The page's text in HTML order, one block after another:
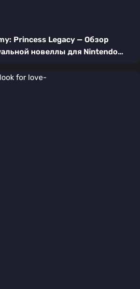
Princess Legacy — Обзор
новеллы для Nintendo